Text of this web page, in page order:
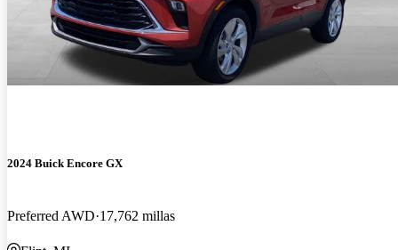
2024 Buick Encore GX
Preferred AWD 17,762 millas